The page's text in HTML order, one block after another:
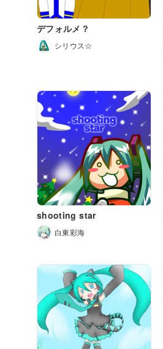
デフォルメ？
シリウス☆
shooting star
白東彩海